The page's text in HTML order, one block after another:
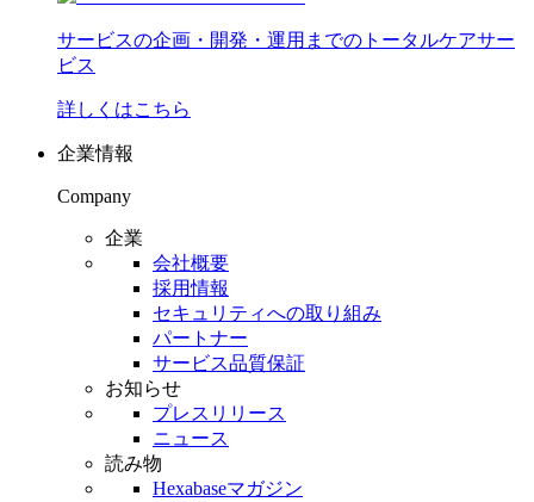
サービスの企画・開発・運用までのトータルケアサー
ビス
詳しくはこちら
企業情報
Company
企業
会社概要
採用情報
セキュリティへの取り組み
パートナー
サービス品質保証
お知らせ
プレスリリース
ニュース
読み物
Hexabaseマガジン